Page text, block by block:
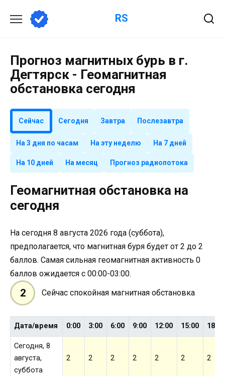
содержанию
RS
Прогноз магнитных бурь в г.
Дегтярск - Геомагнитная
обстановка сегодня
Сейчас Сегодня Завтра Послезавтра
На 3 дня по часам На эту неделю На 7 дней
На 10 дней На месяц Прогноз радиопотока
Геомагнитная обстановка на
сегодня
На сегодня 8 августа 2026 года (суббота),
предполагается, что магнитная буря будет от 2 до 2
баллов. Самая сильная геомагнитная активность 0
баллов ожидается с 00:00-03:00.
2 Сейчас спокойная магнитная обстановка
Дата/время 0:00 3:00 6:00 9:00 12:00 15:00 18:00
Сегодня, 8
августа,
суббота
2 2 2 2 2 2 2